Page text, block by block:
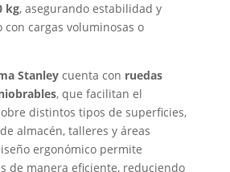
kg, asegurando estabilidad y
cargas voluminosas o
Stanleycuenta con ruedas
, que facilitan el
distintos tipos de superficies,
almacén, talleres y áreas
ergonómico permite
de manera eficiente, reduciendo